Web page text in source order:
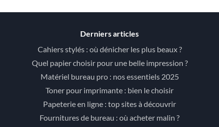
Derniers articles
Cahiers stylés : où dénicher les plus beaux ?
Quel papier choisir pour une belle impression ?
Matériel bureau pro : nos essentiels 2025
Toner pour imprimante : bien le choisir
Papeterie en ligne : top sites à découvrir
Fournitures de bureau : où acheter malin ?